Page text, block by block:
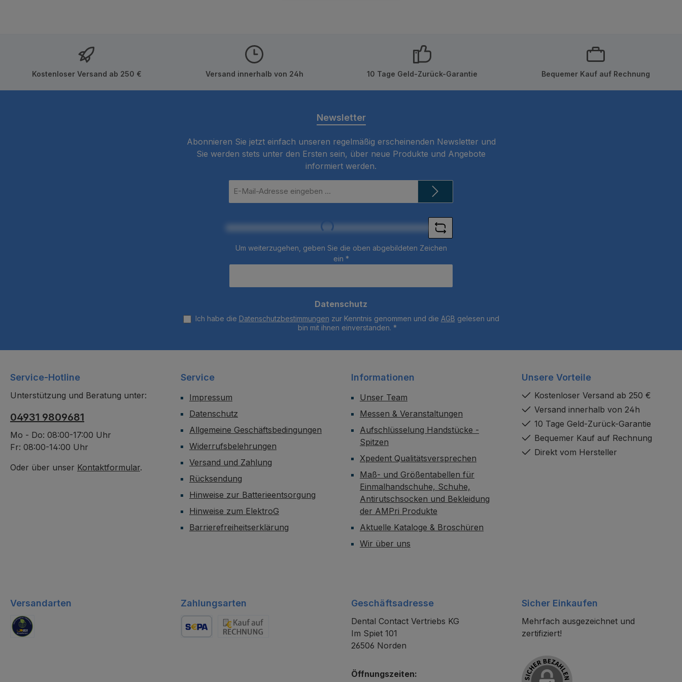
Kostenloser Versand ab 250 € Versand innerhalb von 24h 10 Tage Geld-Zurück-Garantie Bequemer Kauf auf Rechnung
Newsletter
Abonnieren Sie jetzt einfach unseren regelmäßig erscheinenden Newsletter und
Sie werden stets unter den Ersten sein, über neue Produkte und Angebote
informiert werden.
Mail-
Loading...
Um weiterzugehen, geben Sie die oben abgebildeten Zeichen
ein *
Datenschutz
Ich habe die Datenschutzbestimmungen zur Kenntnis genommen und die AGB gelesen und
bin mit ihnen einverstanden. *
Service-Hotline
Unterstützung und Beratung unter:
04931 9809681
Mo - Do: 08:00-17:00 Uhr
Fr: 08:00-14:00 Uhr
Oder über unser Kontaktformular.
Service
Impressum
Datenschutz
Allgemeine Geschäftsbedingungen
Widerrufsbelehrungen
Versand und Zahlung
Rücksendung
Hinweise zur Batterieentsorgung
Hinweise zum ElektroG
Barrierefreiheitserklärung
Informationen
Unser Team
Messen & Veranstaltungen
Aufschlüsselung Handstücke -
Spitzen
Xpedent Qualitätsversprechen
Maß- und Größentabellen für
Einmalhandschuhe, Schuhe,
Antirutschsocken und Bekleidung
der AMPri Produkte
Aktuelle Kataloge & Broschüren
Wir über uns
Unsere Vorteile
Kostenloser Versand ab 250 €
Versand innerhalb von 24h
10 Tage Geld-Zurück-Garantie
Bequemer Kauf auf Rechnung
Direkt vom Hersteller
Versandarten Zahlungsarten Geschäftsadresse
Dental Contact Vertriebs KG
Im Spiet 101
26506 Norden
Öffnungszeiten:
Sicher Einkaufen
Mehrfach ausgezeichnet und
zertifiziert!